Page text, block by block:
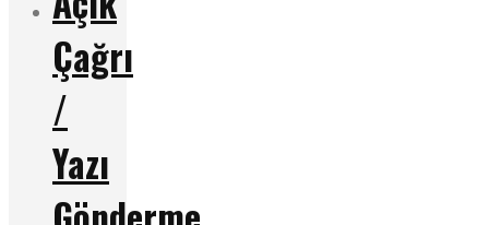
Çağrı
/
Yazı